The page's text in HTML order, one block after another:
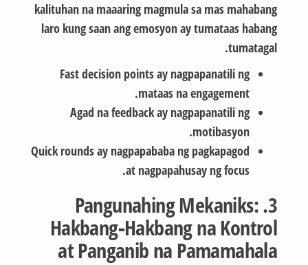
kalituhan na maaaring magmula sa mas mahabang
laro kung saan ang emosyon ay tumataas habang
tumatagal.
Fast decision points ay nagpapanatili ng
mataas na engagement.
Agad na feedback ay nagpapanatili ng
motibasyon.
Quick rounds ay nagpapababa ng pagkapagod
at nagpapahusay ng focus.
3. Pangunahing Mekaniks:
Hakbang‑Hakbang na Kontrol
at Panganib na Pamamahala